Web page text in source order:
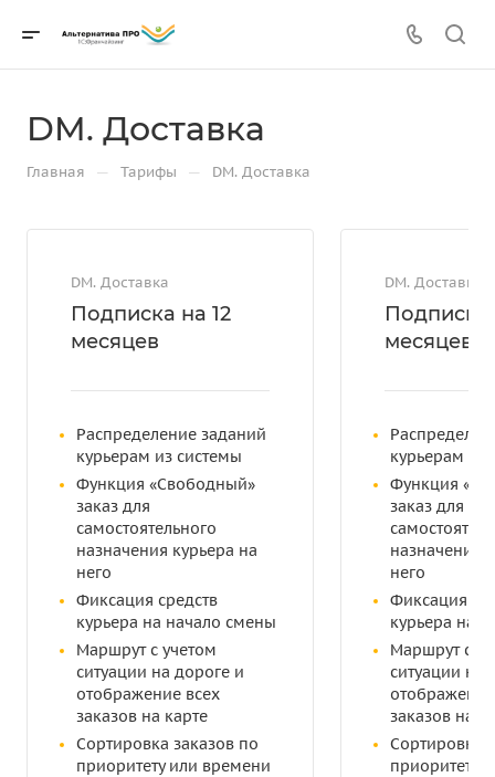
DM. Доставка
Главная — Тарифы — DM. Доставка
DM. Доставка
Подписка на 12
месяцев
Распределение заданий
курьерам из системы
Функция «Свободный»
заказ для
самостоятельного
назначения курьера на
него
Фиксация средств
курьера на начало смены
Маршрут с учетом
ситуации на дороге и
отображение всех
заказов на карте
Сортировка заказов по
приоритету или времени
DM. Доставка
Подписка
месяцев
курьерам из
Функция
заказ для
назначения
него
Фиксация
курьера на
Маршрут с
ситуации на
заказов на
Сортировка
приоритету